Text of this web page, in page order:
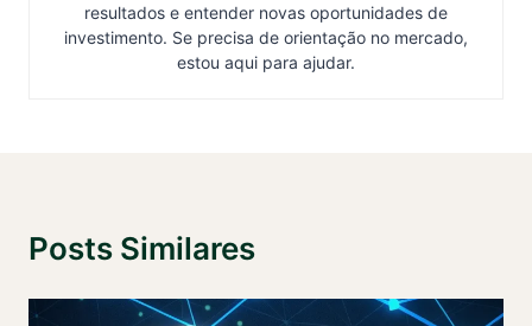
resultados e entender novas oportunidades de
investimento. Se precisa de orientação no mercado,
estou aqui para ajudar.
Posts Similares